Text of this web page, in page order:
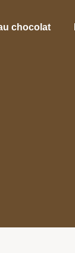
chocolat